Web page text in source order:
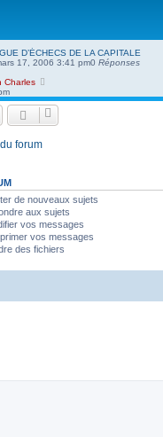
D’ÉCHECS DE LA CAPITALE
17, 2006 3:41 pm0 Réponses
Charles
forum
de nouveaux sujets
aux sujets
vos messages
vos messages
des fichiers